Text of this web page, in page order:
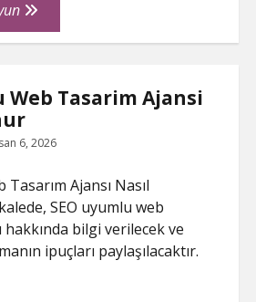
Sayac
Olustururken
Gerekenler
Web Tasarim Ajansi
6, 2026
Tasarım Ajansı Nasıl
SEO uyumlu web
hakkında bilgi verilecek ve
ipuçları paylaşılacaktır.